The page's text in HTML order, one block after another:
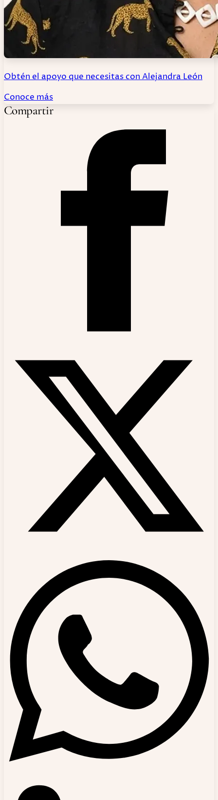
Obtén el apoyo que necesitas con Alejandra León
Conoce más
Compartir